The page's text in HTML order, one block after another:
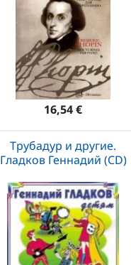
16,54 €
Трубадур и другие.
Гладков Геннадий (CD)